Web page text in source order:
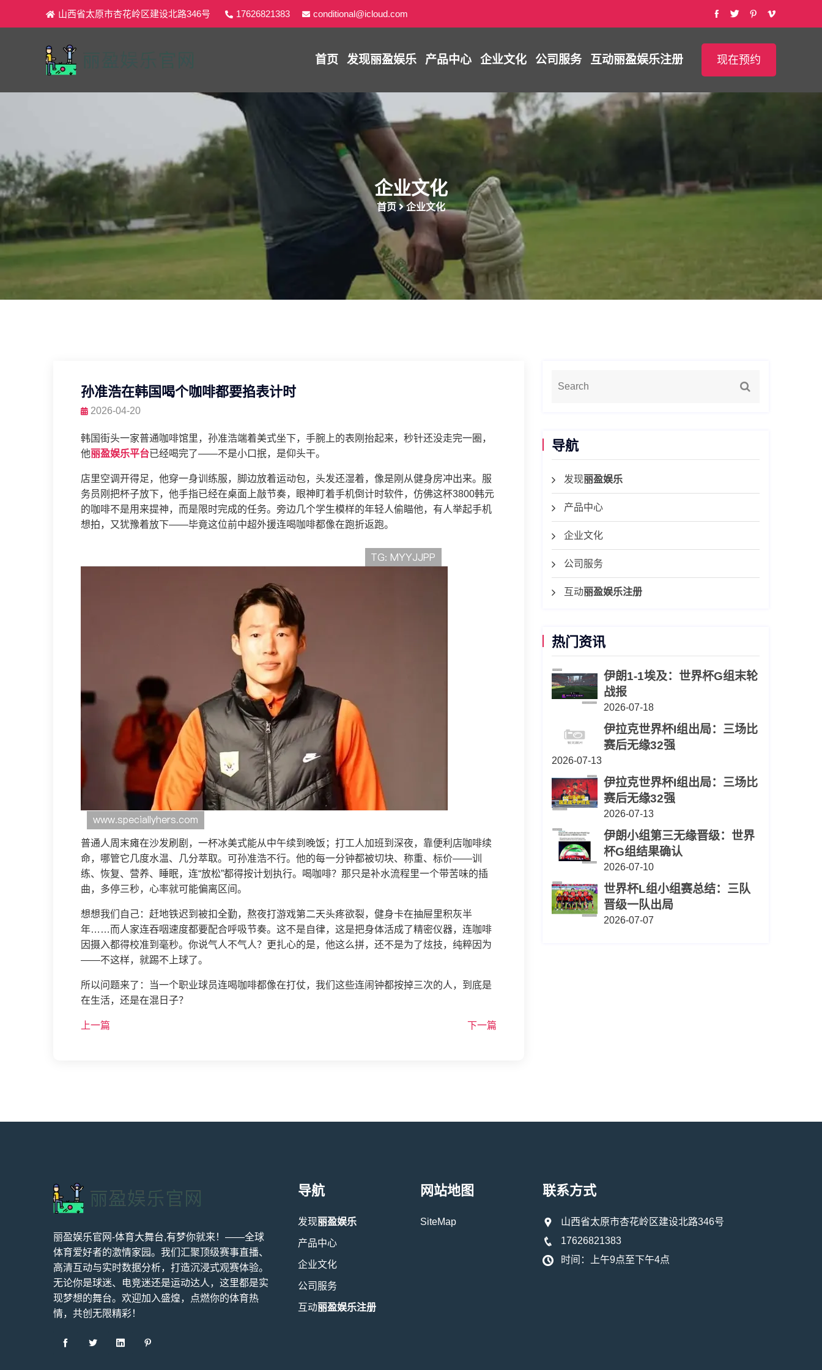
山西省太原市杏花岭区建设北路346号 17626821383 conditional@icloud.com
首页 发现丽盈娱乐 产品中心 企业文化 公司服务 互动丽盈娱乐注册 现在预约
企业文化
首页 企业文化
孙准浩在韩国喝个咖啡都要掐表计时
2026-04-20
韩国街头一家普通咖啡馆里，孙准浩端着美式坐下，手腕上的表刚抬起来，秒针还没走完一圈，
他丽盈娱乐平台已经喝完了——不是小口抿，是仰头干。
店里空调开得足，他穿一身训练服，脚边放着运动包，头发还湿着，像是刚从健身房冲出来。服
务员刚把杯子放下，他手指已经在桌面上敲节奏，眼神盯着手机倒计时软件，仿佛这杯3800韩元
的咖啡不是用来提神，而是限时完成的任务。旁边几个学生模样的年轻人偷瞄他，有人举起手机
想拍，又犹豫着放下——毕竟这位前中超外援连喝咖啡都像在跑折返跑。
普通人周末瘫在沙发刷剧，一杯冰美式能从中午续到晚饭；打工人加班到深夜，靠便利店咖啡续
命，哪管它几度水温、几分萃取。可孙准浩不行。他的每一分钟都被切块、称重、标价——训
练、恢复、营养、睡眠，连“放松”都得按计划执行。喝咖啡？那只是补水流程里一个带苦味的插
曲，多停三秒，心率就可能偏离区间。
想想我们自己：赶地铁迟到被扣全勤，熬夜打游戏第二天头疼欲裂，健身卡在抽屉里积灰半
年……而人家连吞咽速度都要配合呼吸节奏。这不是自律，这是把身体活成了精密仪器，连咖啡
因摄入都得校准到毫秒。你说气人不气人？更扎心的是，他这么拼，还不是为了炫技，纯粹因为
——不这样，就踢不上球了。
所以问题来了：当一个职业球员连喝咖啡都像在打仗，我们这些连闹钟都按掉三次的人，到底是
在生活，还是在混日子？
上一篇 下一篇
导航
发现丽盈娱乐
产品中心
企业文化
公司服务
互动丽盈娱乐注册
热门资讯
伊朗1-1埃及：世界杯G组末轮
战报
2026-07-18
伊拉克世界杯I组出局：三场比
赛后无缘32强
2026-07-13
伊拉克世界杯I组出局：三场比
赛后无缘32强
2026-07-13
伊朗小组第三无缘晋级：世界
杯G组结果确认
2026-07-10
世界杯L组小组赛总结：三队
晋级一队出局
2026-07-07
丽盈娱乐官网-体育大舞台,有梦你就来！——全球
体育爱好者的激情家园。我们汇聚顶级赛事直播、
高清互动与实时数据分析，打造沉浸式观赛体验。
无论你是球迷、电竞迷还是运动达人，这里都是实
现梦想的舞台。欢迎加入盛煌，点燃你的体育热
情，共创无限精彩！
导航
发现丽盈娱乐
产品中心
企业文化
公司服务
互动丽盈娱乐注册
网站地图
SiteMap
联系方式
山西省太原市杏花岭区建设北路346号
17626821383
时间：上午9点至下午4点